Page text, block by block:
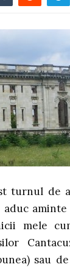
turnul de
mele
sau